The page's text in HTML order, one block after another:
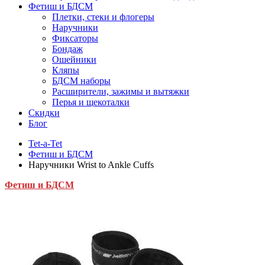
Фетиш и БДСМ
Плетки, стеки и флогеры
Наручники
Фиксаторы
Бондаж
Ошейники
Кляпы
БДСМ наборы
Расширители, зажимы и вытяжки
Перья и щекоталки
Скидки
Блог
Tet-a-Tet
Фетиш и БДСМ
Наручники Wrist to Ankle Cuffs
Фетиш и БДСМ